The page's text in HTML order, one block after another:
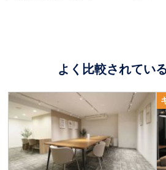
よく比較されてい